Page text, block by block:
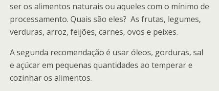
ser os alimentos naturais ou aqueles com o mínimo de
processamento. Quais são eles? As frutas, legumes,
verduras, arroz, feijões, carnes, ovos e peixes.
A segunda recomendação é usar óleos, gorduras, sal
e açúcar em pequenas quantidades ao temperar e
cozinhar os alimentos.